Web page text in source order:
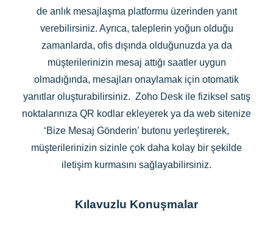
de anlık mesajlaşma platformu üzerinden yanıt
verebilirsiniz. Ayrıca, taleplerin yoğun olduğu
zamanlarda, ofis dışında olduğunuzda ya da
müşterilerinizin mesaj attığı saatler uygun
olmadığında, mesajları onaylamak için otomatik
yanıtlar oluşturabilirsiniz. Zoho Desk ile fiziksel satış
noktalarınıza QR kodlar ekleyerek ya da web sitenize
‘Bize Mesaj Gönderin’ butonu yerleştirerek,
müşterilerinizin sizinle çok daha kolay bir şekilde
iletişim kurmasını sağlayabilirsiniz.
Kılavuzlu Konuşmalar